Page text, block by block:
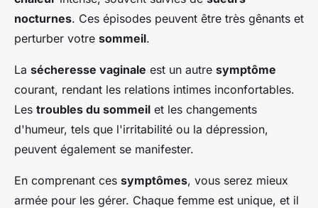
nocturnes. Ces épisodes peuvent être très gênants et
perturber votre sommeil.
La sécheresse vaginale est un autre symptôme
courant, rendant les relations intimes inconfortables.
Les troubles du sommeil et les changements
d'humeur, tels que l'irritabilité ou la dépression,
peuvent également se manifester.
En comprenant ces symptômes, vous serez mieux
armée pour les gérer. Chaque femme est unique, et il